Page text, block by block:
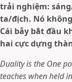
trải nghiệm:
ta/địch. Nó
Cái bẫy bắt đầu
hai cực dựng
Duality is the One
teaches when held